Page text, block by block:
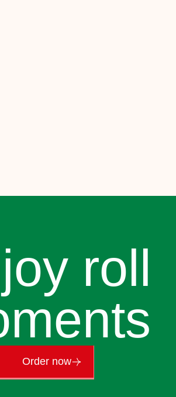
roll
Order now